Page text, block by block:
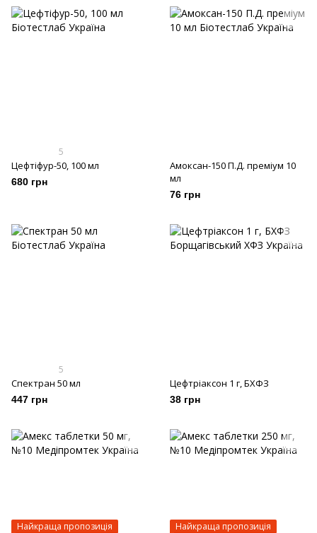
5
Цефтіфур-50, 100 мл
680 грн
Амоксан-150 П.Д. преміум 10
мл
76 грн
5
Спектран 50 мл
447 грн
Цефтріаксон 1 г, БХФЗ
38 грн
Найкраща пропозиція
Найкраща пропозиція